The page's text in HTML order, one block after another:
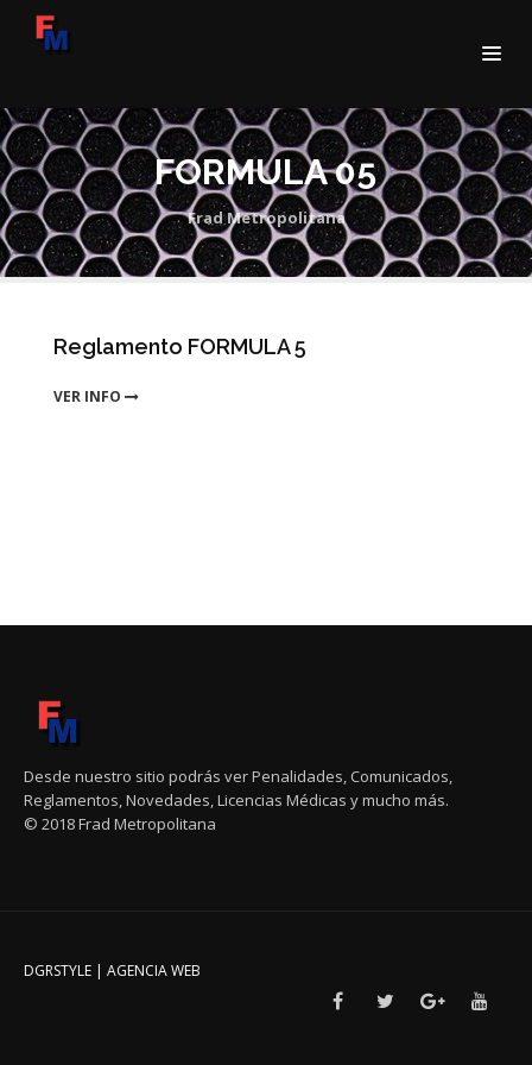
FORMULA 05
Frad Metropolitana
Reglamento FORMULA 5
VER INFO
Desde nuestro sitio podrás ver Penalidades, Comunicados,
Reglamentos, Novedades, Licencias Médicas y mucho más.
© 2018 Frad Metropolitana
DGRSTYLE | AGENCIA WEB